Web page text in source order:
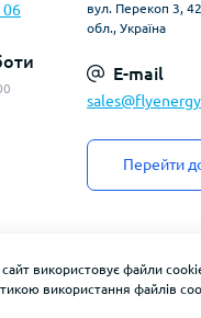
06
вул. Перекоп 3,
обл., Україна
E-mail
Перейти
використовує файли
використання файлів